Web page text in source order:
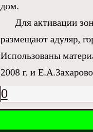
дом.
Для активации
размещают адуляр,
Использованы
2008 г. и
0